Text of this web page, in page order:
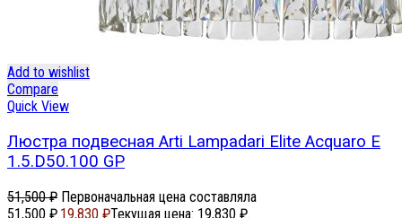
Add to wishlist
Compare
Quick View
Люстра подвесная Arti Lampadari Elite Acquaro E
1.5.D50.100 GP
51,500₽ Первоначальная цена составляла
51,500 ₽.19,830 ₽Текущая цена: 19,830 ₽.